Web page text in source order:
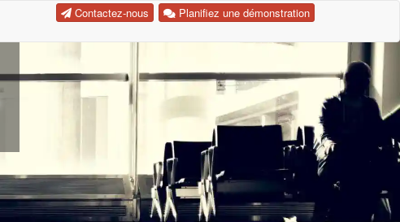
Planifiez une démonstration
Contactez-nous